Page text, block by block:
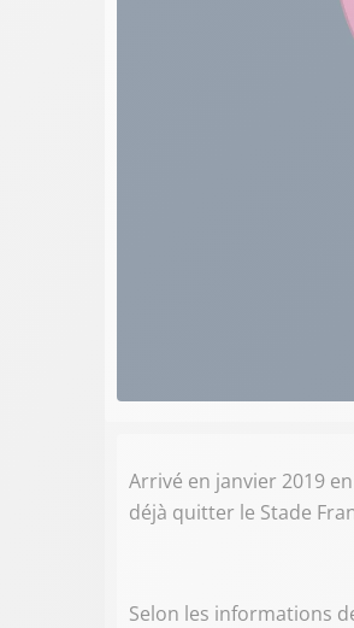
Arrivé en janvier 2019
déjà quitter le Stade
Selon les informations